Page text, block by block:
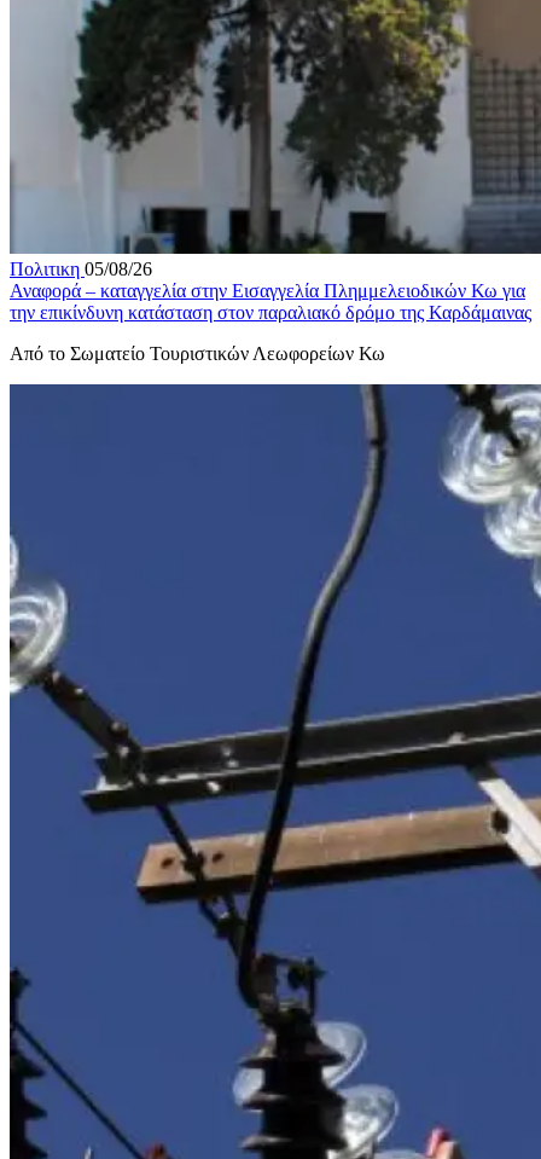
Πολιτικη 05/08/26
Αναφορά – καταγγελία στην Εισαγγελία Πλημμελειοδικών Κω για
την επικίνδυνη κατάσταση στον παραλιακό δρόμο της Καρδάμαινας
Από το Σωματείο Τουριστικών Λεωφορείων Κω